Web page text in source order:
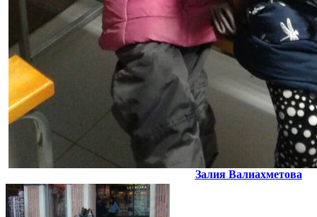
Залия Валиахметова